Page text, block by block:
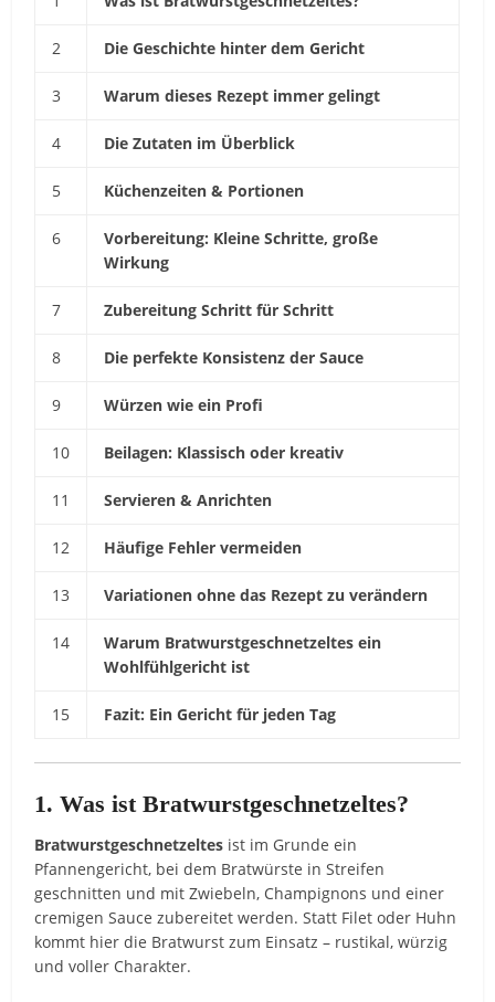
2 Die Geschichte hinter dem Gericht
3 Warum dieses Rezept immer gelingt
4 Die Zutaten im Überblick
5 Küchenzeiten & Portionen
6
Vorbereitung: Kleine Schritte, große
Wirkung
7 Zubereitung Schritt für Schritt
8 Die perfekte Konsistenz der Sauce
9 Würzen wie ein Profi
10 Beilagen: Klassisch oder kreativ
11 Servieren & Anrichten
12 Häufige Fehler vermeiden
13 Variationen ohne das Rezept zu verändern
14
Warum Bratwurstgeschnetzeltes ein
Wohlfühlgericht ist
15 Fazit: Ein Gericht für jeden Tag
1. Was ist Bratwurstgeschnetzeltes?
Bratwurstgeschnetzeltes ist im Grunde ein
Pfannengericht, bei dem Bratwürste in Streifen
geschnitten und mit Zwiebeln, Champignons und einer
cremigen Sauce zubereitet werden. Statt Filet oder Huhn
kommt hier die Bratwurst zum Einsatz – rustikal, würzig
und voller Charakter.